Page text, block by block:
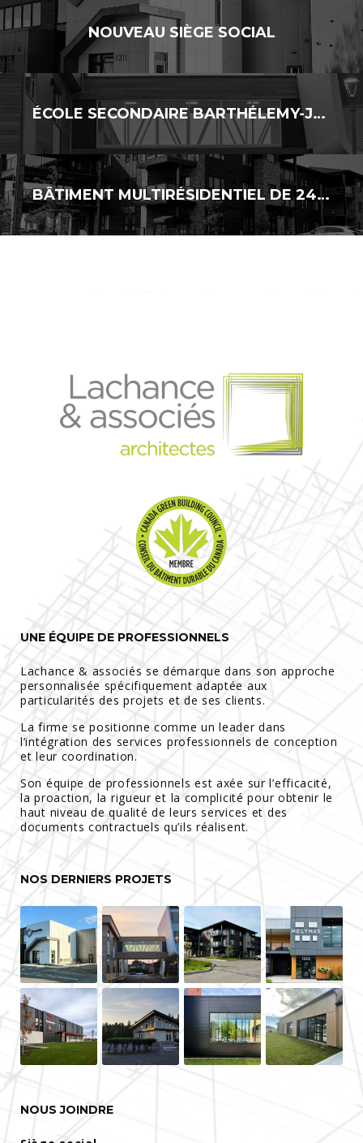
NOUVEAU SIÈGE SOCIAL
ÉCOLE SECONDAIRE BARTHÉLEMY-JOLIETTE – AJOUT DE CLASSES MODULAIRES
BÂTIMENT MULTIRÉSIDENTIEL DE 24 LOGEMENTS
UNE ÉQUIPE DE PROFESSIONNELS
Lachance & associés se démarque dans son approche
personnalisée spécifiquement adaptée aux
particularités des projets et de ses clients.
La firme se positionne comme un leader dans
l’intégration des services professionnels de conception
et leur coordination.
Son équipe de professionnels est axée sur l’efficacité,
la proaction, la rigueur et la complicité pour obtenir le
haut niveau de qualité de leurs services et des
documents contractuels qu’ils réalisent.
NOS DERNIERS PROJETS
NOUS JOINDRE